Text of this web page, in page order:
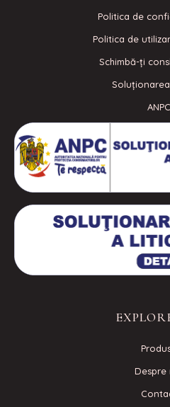
Politica de
Politica de
Schimbă-ți
ANPC
Despre